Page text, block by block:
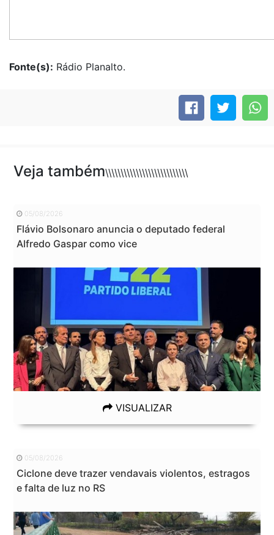
Fonte(s): Rádio Planalto.
Veja também\\\\\\\\\\\\\\\\\\\\\\\\\\\
05/08/2026
Flávio Bolsonaro anuncia o deputado federal
Alfredo Gaspar como vice
VISUALIZAR
05/08/2026
Ciclone deve trazer vendavais violentos, estragos
e falta de luz no RS